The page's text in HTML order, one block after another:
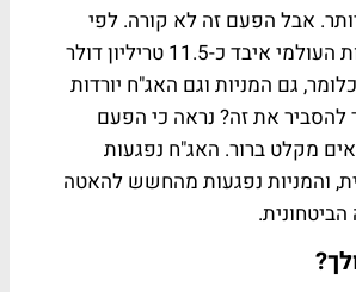
אבל הפעם זה לא קורה. לפי
הנתונים, שוק המניות העולמי איבד כ-11.5 טריליון דולר
גם המניות וגם האג"ח יורדות
את זה? נראה כי הפעם
מקלט ברור. האג"ח נפגעות
והמניות נפגעות מהחשש להאטה